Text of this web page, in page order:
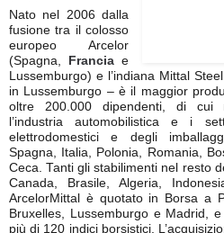
Nato nel 2006 dalla
fusione tra il colosso
europeo Arcelor
(Spagna,
Francia e
Lussemburgo) e l’indiana Mittal
in Lussemburgo – è il maggior
oltre 200.000 dipendenti, di
l’industria automobilistica e i
elettrodomestici e degli
Spagna, Italia, Polonia, Romania,
Ceca. Tanti gli stabilimenti nel resto
Canada, Brasile, Algeria,
ArcelorMittal è quotato in Borsa a
Bruxelles, Lussemburgo e Madrid,
più di 120 indici borsistici.